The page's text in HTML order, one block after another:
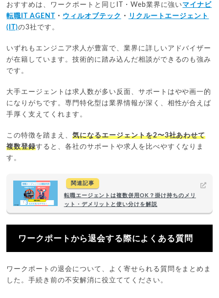
おすすめは、ワークポートと同じIT・Web業界に強いマイナビ
転職IT AGENT
・ ウィルオブテック ・
リクルートエージェント
(IT)の3社です。
いずれもエンジニア求人が豊富で、業界に詳しいアドバイザー
が在籍しています。技術的に踏み込んだ相談ができるのも強み
です。
大手エージェントは求人数が多い反面、サポートはやや画一的
になりがちです。専門特化型は業界情報が深く、相性が合えば
手厚く支えてくれます。
この特徴を踏まえ、気になるエージェントを2〜3社あわせて
複数登録すると、各社のサポートや求人を比べやすくなりま
す。
関連記事
転職エージェントは複数併用OK？掛け持ちのメリ
ット・デメリットと使い分けを解説
ワークポートから退会する際によくある質問
ワークポートの退会について、よく寄せられる質問をまとめま
した。手続き前の不安解消に役立ててください。